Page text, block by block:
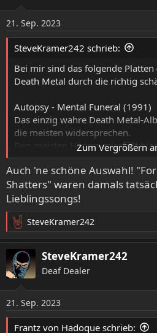
n
e
n
21. Sep. 2023
SteveKramer242 schrieb:
Bei mir sind das folgende
Death Metal durch die richtig
Autopsy - Mental Funeral (1991)
Das einzig wahre Death Metal-
die meisten widersprechen.
Den meisten Hörern missfällt hier
Produktion und die Ausrichtung
Tempo.
Aber die Band klingt hier wie
langsam am Verfaulen ist und es
Dadurch auch die eher
Leichenstarre ein, da kann man
spielen.
Fazit: Die Essenz des Death Metal!
Morgoth - Cursed (1991)
Noch so eine doomige Death
einzige, die in die Richtung geht.
Zum Vergrößern
Auch 'ne schöne Auswahl!
Shatters" waren damals
Lieblingssongs!
R
e
a
k
t
n
e
SteveKramer242
SteveKramer242
Deaf Dealer
21. Sep. 2023
Frantz von Hadoque schrieb: